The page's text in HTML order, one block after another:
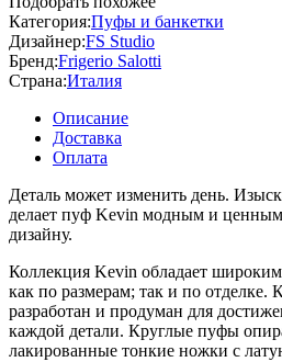
Категория:Пуфы и банкетки
Дизайнер:FS Studio
Бренд:Frigerio Salotti
Страна:Италия
Описание
Доставка
Оплата
Деталь может изменить день.
делает пуф Kevin модным и
дизайну.
Коллекция Kevin обладает
как по размерам; так и по
разработан и продуман для
каждой детали. Круглые пуфы
лакированные тонкие ножки с